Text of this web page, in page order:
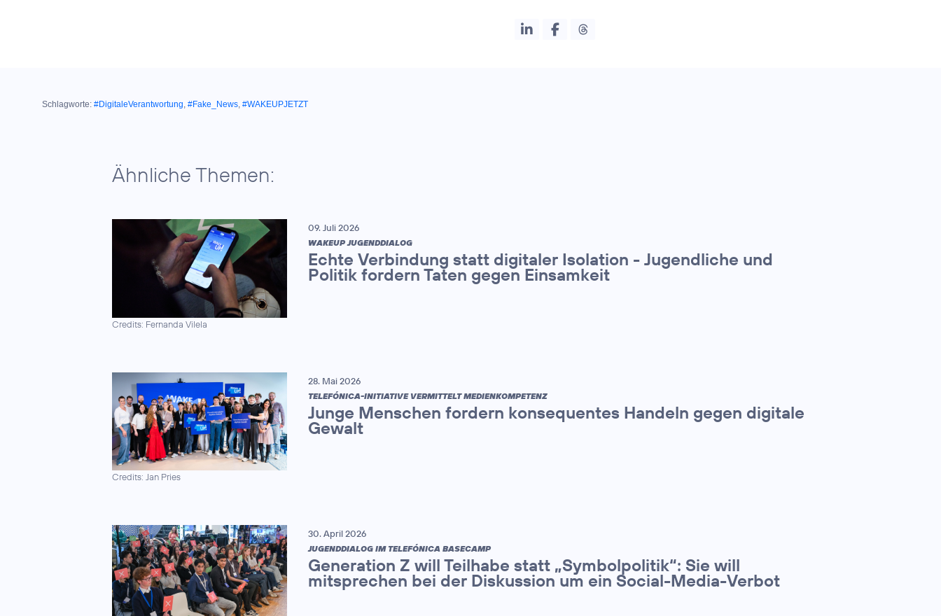
Schlagworte: #DigitaleVerantwortung, #Fake_News, #WAKEUPJETZT
Ähnliche Themen:
Credits: Fernanda Vilela
09. Juli 2026
WAKEUP JUGENDDIALOG
Echte Verbindung statt digitaler Isolation - Jugendliche und
Politik fordern Taten gegen Einsamkeit
Credits: Jan Pries
28. Mai 2026
TELEFÓNICA-INITIATIVE VERMITTELT MEDIENKOMPETENZ
Junge Menschen fordern konsequentes Handeln gegen digitale
Gewalt
30. April 2026
JUGENDDIALOG IM TELEFÓNICA BASECAMP
Generation Z will Teilhabe statt „Symbolpolitik“: Sie will
mitsprechen bei der Diskussion um ein Social-Media-Verbot